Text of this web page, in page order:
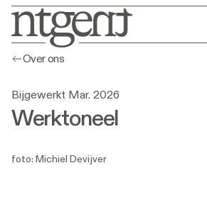
Over ons
Bijgewerkt Mar. 2026
Werktoneel
foto: Michiel Devijver